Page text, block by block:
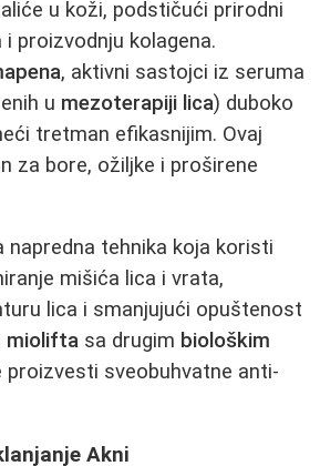
u koži, podstičući prirodni
proizvodnju kolagena.
, aktivni sastojci iz seruma
u mezoterapiji lica) duboko
tretman efikasnijim. Ovaj
za bore, ožiljke i proširene
napredna tehnika koja koristi
mišića lica i vrata,
lica i smanjujući opuštenost
miolifta sa drugim biološkim
proizvesti sveobuhvatne anti-
Akni